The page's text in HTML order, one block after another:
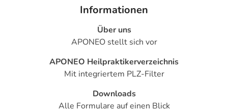
Informationen
Über uns
APONEO stellt sich vor
APONEO Heilpraktikerverzeichnis
Mit integriertem PLZ-Filter
Downloads
Alle Formulare auf einen Blick